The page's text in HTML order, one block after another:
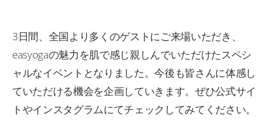
3日間、全国より多くのゲストにご来場いただき、
easyogaの魅力を肌で感じ親しんでいただけたスペシ
ャルなイベントとなりました。今後も皆さんに体感し
ていただける機会を企画していきます。ぜひ公式サイ
トやインスタグラムにてチェックしてみてください。